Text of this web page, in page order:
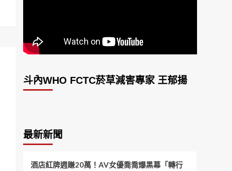
斗內WHO FCTC菸草減害專家 王郁揚
最新新聞
酒店紅牌週賺20萬！AV女優喬喬爆黑幕「轉行